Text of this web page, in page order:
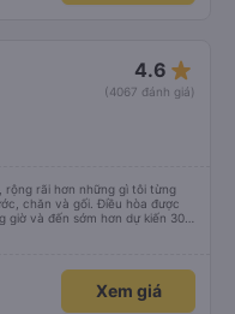
4.6 star_rate
(4067 đánh giá)
rộng rãi hơn những gì tôi từng
chăn và gối. Điều hòa được
giờ và đến sớm hơn dự kiến 30
ở Việt Nam! Không quá nhiều
bến xe để tìm thấy nó, đây
các xe buýt đều có bảng
Xem giá